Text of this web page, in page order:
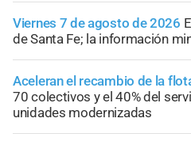
Viernes 7 de agosto de 2026
de Santa Fe; la información
Aceleran el recambio de la
70 colectivos y el 40% del
unidades modernizadas